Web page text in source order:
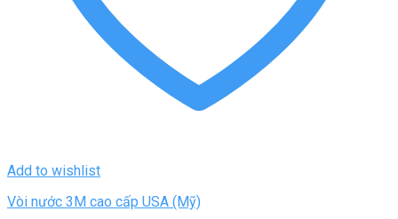
Add to wishlist
Vòi nước 3M cao cấp USA (Mỹ)